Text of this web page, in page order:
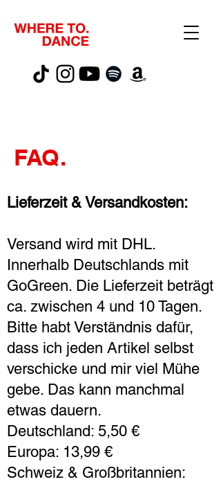
FAQ.
Lieferzeit & Versandkosten:
Versand wird mit DHL.
Innerhalb Deutschlands mit
GoGreen. Die Lieferzeit beträgt
ca. zwischen 4 und 10 Tagen.
Bitte habt Verständnis dafür,
dass ich jeden Artikel selbst
verschicke und mir viel Mühe
gebe. Das kann manchmal
etwas dauern.
Deutschland: 5,50 €
Europa: 13,99 €
Schweiz & Großbritannien: